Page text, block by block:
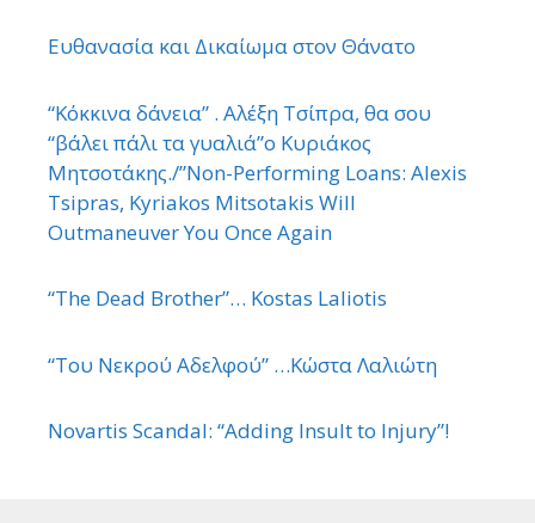
Ευθανασία και Δικαίωμα στον Θάνατο
“Κόκκινα δάνεια” . Αλέξη Τσίπρα, θα σου
“βάλει πάλι τα γυαλιά”ο Κυριάκος
Μητσοτάκης./”Non-Performing Loans: Alexis
Tsipras, Kyriakos Mitsotakis Will
Outmaneuver You Once Again
“The Dead Brother”… Kostas Laliotis
“Του Νεκρού Αδελφού” …Κώστα Λαλιώτη
Novartis Scandal: “Adding Insult to Injury”!